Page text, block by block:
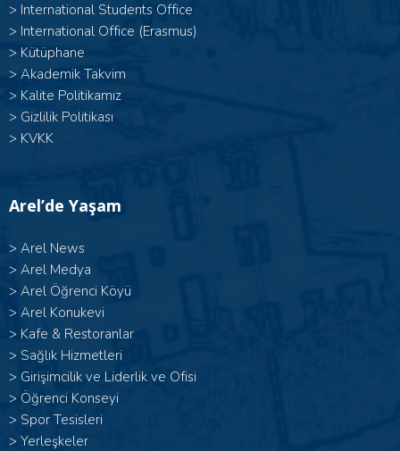
> International Students Office
> International Office (Erasmus)
> Kütüphane
> Akademik Takvim
> Kalite Politikamız
> Gizlilik Politikası
> KVKK
Arel’de Yaşam
> Arel News
> Arel Medya
> Arel Öğrenci Köyü
> Arel Konukevi
> Kafe & Restoranlar
> Sağlık Hizmetleri
> Girişimcilik ve Liderlik ve Ofisi
> Öğrenci Konseyi
> Spor Tesisleri
> Yerleşkeler